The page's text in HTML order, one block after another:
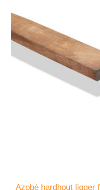
Azobé hardhout ligger